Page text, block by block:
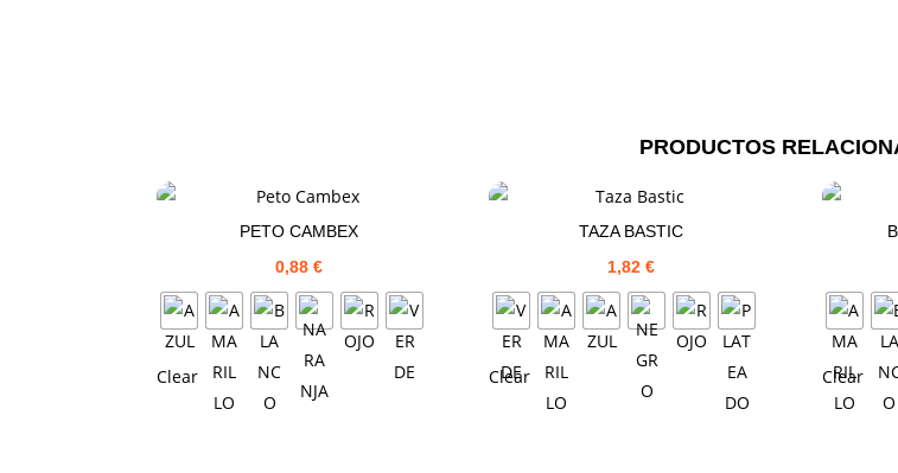
PRODUCTOS
PETO CAMBEX
0,88 €
Clear
TAZA BASTIC
1,82 €
Clear Clear